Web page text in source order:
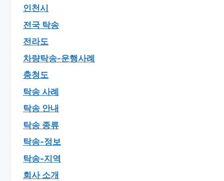
인천시
전국 탁송
전라도
차량탁송-운행사례
충청도
탁송 사례
탁송 안내
탁송 종류
탁송-정보
탁송-지역
회사 소개